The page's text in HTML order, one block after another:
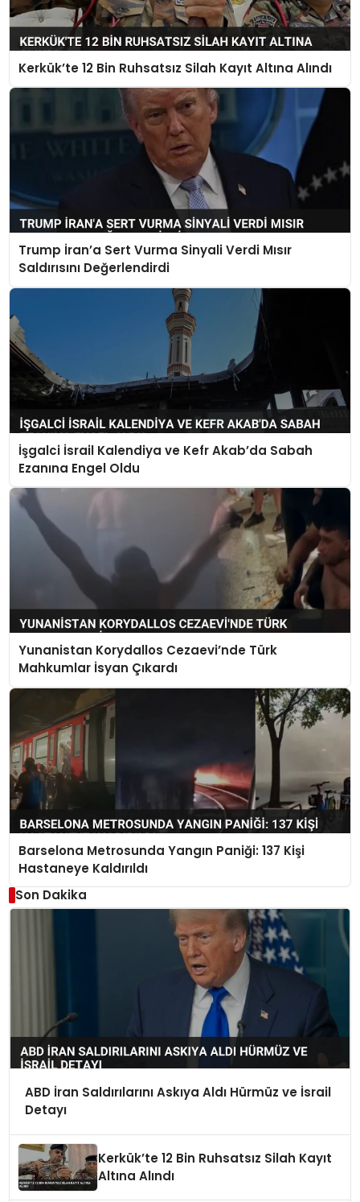
Kerkük’te 12 Bin Ruhsatsız Silah Kayıt Altına Alındı
Trump İran’a Sert Vurma Sinyali Verdi Mısır
Saldırısını Değerlendirdi
İşgalci İsrail Kalendiya ve Kefr Akab’da Sabah
Ezanına Engel Oldu
Yunanistan Korydallos Cezaevi’nde Türk
Mahkumlar İsyan Çıkardı
Barselona Metrosunda Yangın Paniği: 137 Kişi
Hastaneye Kaldırıldı
Son Dakika
ABD İran Saldırılarını Askıya Aldı Hürmüz ve İsrail
Detayı
Kerkük’te 12 Bin Ruhsatsız Silah Kayıt
Altına Alındı